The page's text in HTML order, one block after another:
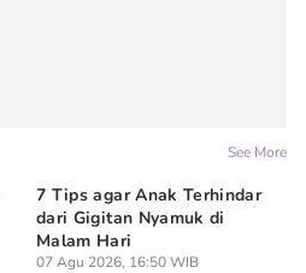
See More
7 Tips agar Anak Terhindar
dari Gigitan Nyamuk di
Malam Hari
07 Agu 2026, 16:50 WIB